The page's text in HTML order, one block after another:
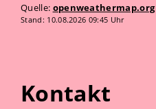
Quelle: openweathermap.org
Stand: 10.08.2026 09:45 Uhr
Kontakt